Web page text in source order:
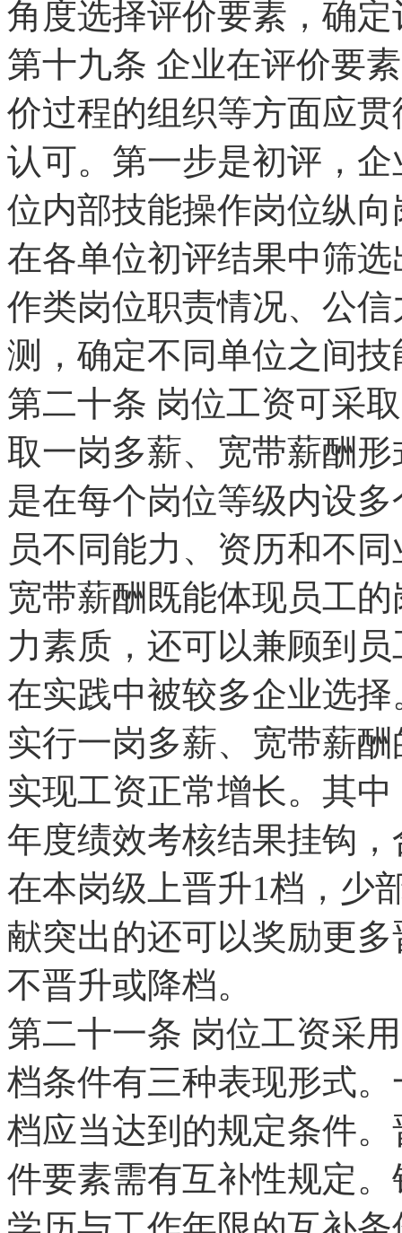
角度选择评价要素，确
第十九条 企业在评价要
价过程的组织等方面应
认可。第一步是初评，
位内部技能操作岗位纵
在各单位初评结果中筛
作类岗位职责情况、公
测，确定不同单位之间
第二十条 岗位工资可采
取一岗多薪、宽带薪酬
是在每个岗位等级内设
员不同能力、资历和不
宽带薪酬既能体现员工
力素质，还可以兼顾到
在实践中被较多企业选择
实行一岗多薪、宽带薪
实现工资正常增长。其
年度绩效考核结果挂钩
在本岗级上晋升1档，少
献突出的还可以奖励更
不晋升或降档。
第二十一条 岗位工资采
档条件有三种表现形式
档应当达到的规定条件
件要素需有互补性规定